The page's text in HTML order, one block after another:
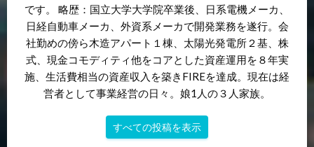
です。 略歴：国立大学大学院卒業後、日系電機メーカ、
日経自動車メーカ、外資系メーカで開発業務を遂行。会
社勤めの傍ら木造アパート１棟、太陽光発電所２基、株
式、現金コモディティ他をコアとした資産運用を８年実
施、生活費相当の資産収入を築きFIREを達成。現在は経
営者として事業経営の日々。娘1人の３人家族。
すべての投稿を表示